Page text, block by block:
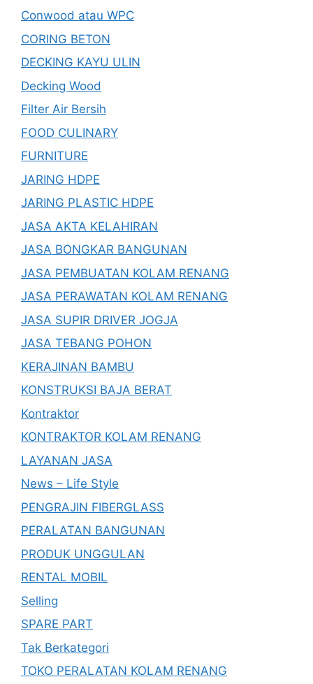
Conwood atau WPC
CORING BETON
DECKING KAYU ULIN
Decking Wood
Filter Air Bersih
FOOD CULINARY
FURNITURE
JARING HDPE
JARING PLASTIC HDPE
JASA AKTA KELAHIRAN
JASA BONGKAR BANGUNAN
JASA PEMBUATAN KOLAM RENANG
JASA PERAWATAN KOLAM RENANG
JASA SUPIR DRIVER JOGJA
JASA TEBANG POHON
KERAJINAN BAMBU
KONSTRUKSI BAJA BERAT
Kontraktor
KONTRAKTOR KOLAM RENANG
LAYANAN JASA
News – Life Style
PENGRAJIN FIBERGLASS
PERALATAN BANGUNAN
PRODUK UNGGULAN
RENTAL MOBIL
Selling
SPARE PART
Tak Berkategori
TOKO PERALATAN KOLAM RENANG